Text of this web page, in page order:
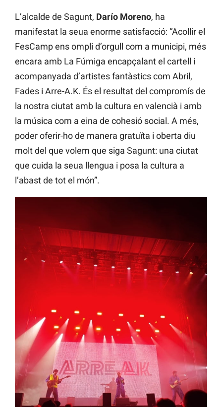
L’alcalde de Sagunt, Darío Moreno, ha
manifestat la seua enorme satisfacció: “Acollir el
FesCamp ens ompli d’orgull com a municipi, més
encara amb La Fúmiga encapçalant el cartell i
acompanyada d’artistes fantàstics com Abril,
Fades i Arre-A.K. És el resultat del compromís de
la nostra ciutat amb la cultura en valencià i amb
la música com a eina de cohesió social. A més,
poder oferir-ho de manera gratuïta i oberta diu
molt del que volem que siga Sagunt: una ciutat
que cuida la seua llengua i posa la cultura a
l’abast de tot el món”.